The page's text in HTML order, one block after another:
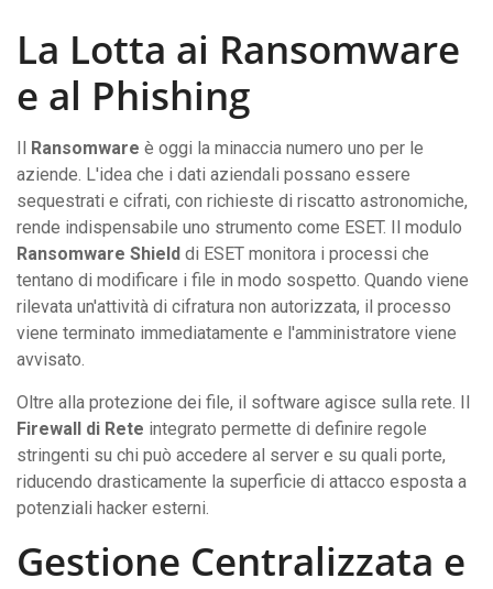
La Lotta ai Ransomware
e al Phishing
Il Ransomware è oggi la minaccia numero uno per le
aziende. L'idea che i dati aziendali possano essere
sequestrati e cifrati, con richieste di riscatto astronomiche,
rende indispensabile uno strumento come ESET. Il modulo
Ransomware Shield di ESET monitora i processi che
tentano di modificare i file in modo sospetto. Quando viene
rilevata un'attività di cifratura non autorizzata, il processo
viene terminato immediatamente e l'amministratore viene
avvisato.
Oltre alla protezione dei file, il software agisce sulla rete. Il
Firewall di Rete integrato permette di definire regole
stringenti su chi può accedere al server e su quali porte,
riducendo drasticamente la superficie di attacco esposta a
potenziali hacker esterni.
Gestione Centralizzata e